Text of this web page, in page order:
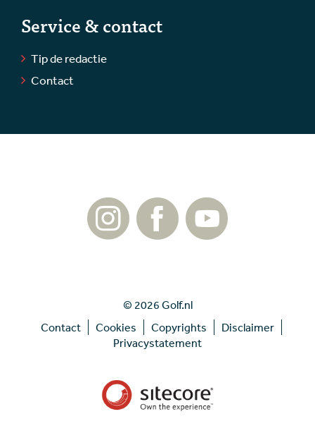
Service & contact
Tip de redactie
Contact
© 2026 Golf.nl
Contact
Cookies Copyrights
Disclaimer
Privacystatement